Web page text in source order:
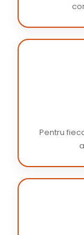
Pentru